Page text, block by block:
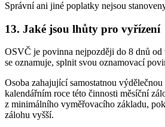
Správní ani jiné poplatky nejsou
13. Jaké jsou lhůty pro vyřízení
OSVČ je povinna nejpozději do 8 dnů od
se oznamuje, splnit svou oznamovací
Osoba zahajující samostatnou
kalendářním roce této činnosti měsíční
z minimálního vyměřovacího základu,
zálohu vyšší.